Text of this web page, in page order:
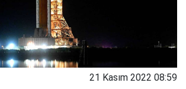
21 Kasım 2022 08:59